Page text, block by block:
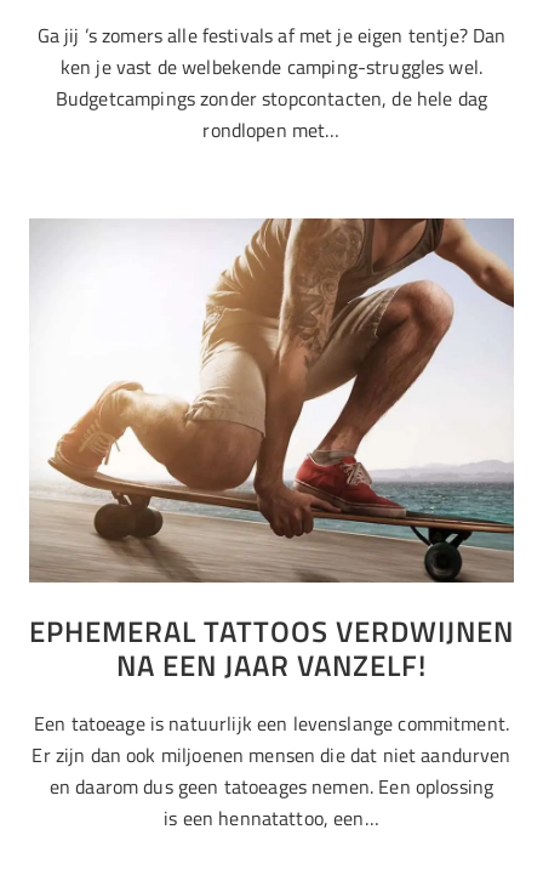
Ga jij ’s zomers alle festivals af met je eigen tentje? Dan
ken je vast de welbekende camping-struggles wel.
Budgetcampings zonder stopcontacten, de hele dag
rondlopen met…
EPHEMERAL TATTOOS VERDWIJNEN
NA EEN JAAR VANZELF!
Een tatoeage is natuurlijk een levenslange commitment.
Er zijn dan ook miljoenen mensen die dat niet aandurven
en daarom dus geen tatoeages nemen. Een oplossing
is een hennatattoo, een…